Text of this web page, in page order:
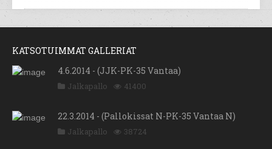
KATSOTUIMMAT GALLERIAT
4.6.2014 - (JJK-PK-35 Vantaa)
Jalkapallo 41400
22.3.2014 - (Pallokissat N-PK-35 Vantaa N)
Jalkapallo 38724